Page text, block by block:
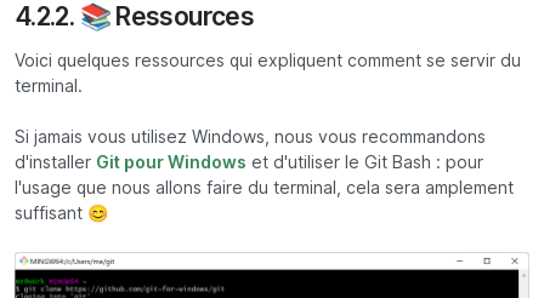
4.2.2. 📚 Ressources
Voici quelques ressources qui expliquent comment se servir du
terminal.
Si jamais vous utilisez Windows, nous vous recommandons
d'installer Git pour Windows et d'utiliser le Git Bash : pour
l'usage que nous allons faire du terminal, cela sera amplement
suffisant 😊